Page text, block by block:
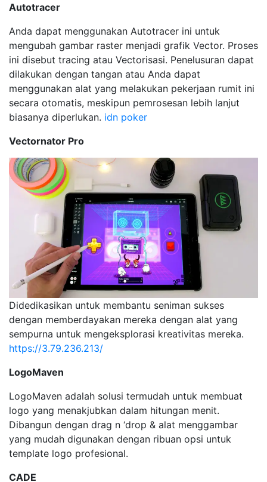
Autotracer
Anda dapat menggunakan Autotracer ini untuk
mengubah gambar raster menjadi grafik Vector. Proses
ini disebut tracing atau Vectorisasi. Penelusuran dapat
dilakukan dengan tangan atau Anda dapat
menggunakan alat yang melakukan pekerjaan rumit ini
secara otomatis, meskipun pemrosesan lebih lanjut
biasanya diperlukan. idn poker
Vectornator Pro
Didedikasikan untuk membantu seniman sukses
dengan memberdayakan mereka dengan alat yang
sempurna untuk mengeksplorasi kreativitas mereka.
https://3.79.236.213/
LogoMaven
LogoMaven adalah solusi termudah untuk membuat
logo yang menakjubkan dalam hitungan menit.
Dibangun dengan drag n ‘drop & alat menggambar
yang mudah digunakan dengan ribuan opsi untuk
template logo profesional.
CADE